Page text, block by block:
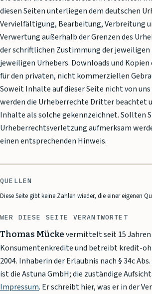
diesen Seiten unterliegen dem deutschen
Vervielfältigung, Bearbeitung, Verbreitung
Verwertung außerhalb der Grenzen des
der schriftlichen Zustimmung der jeweiligen
jeweiligen Urhebers. Downloads und Kopien
für den privaten, nicht kommerziellen
Soweit Inhalte auf dieser Seite nicht von
werden die Urheberrechte Dritter beachtet
Inhalte als solche gekennzeichnet. Sollten
Urheberrechtsverletzung aufmerksam
einen entsprechenden Hinweis.
QUELLEN
Diese Seite gibt keine Zahlen wieder, die einer eigenen
WER DIESE SEITE VERANTWORTET
Thomas Mückevermittelt seit 15 Jahren
Konsumentenkredite und betreibt kredit-
2004. Inhaberin der Erlaubnis nach § 34c Abs.
ist dieAstuna GmbH; die zuständige
Impressum. Er schreibt hier, was er in der